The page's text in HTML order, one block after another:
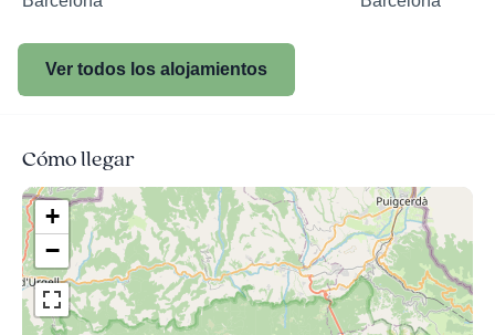
Ver todos los alojamientos
Cómo llegar
+
−